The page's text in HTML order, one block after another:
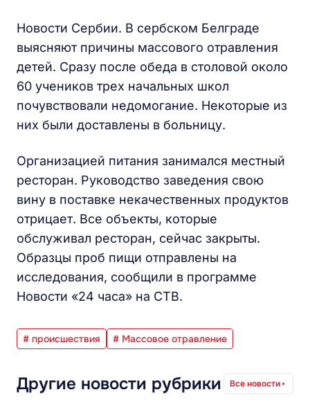
Новости Сербии. В сербском Белграде
выясняют причины массового отравления
детей. Сразу после обеда в столовой около
60 учеников трех начальных школ
почувствовали недомогание. Некоторые из
них были доставлены в больницу.
Организацией питания занимался местный
ресторан. Руководство заведения свою
вину в поставке некачественных продуктов
отрицает. Все объекты, которые
обслуживал ресторан, сейчас закрыты.
Образцы проб пищи отправлены на
исследования, сообщили в программе
Новости «24 часа» на СТВ.
# происшествия # Массовое отравление
Другие новости рубрики Все новости